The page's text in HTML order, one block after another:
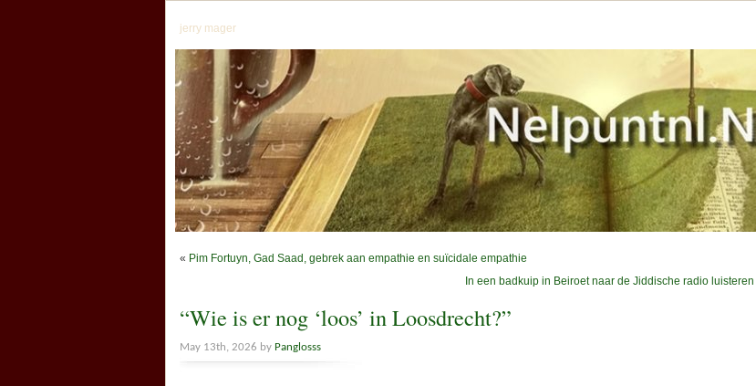
jerry mager
« Pim Fortuyn, Gad Saad, gebrek aan empathie en suïcidale empathie
In een badkuip in Beiroet naar de Jiddische radio luisteren
“Wie is er nog ‘loos’ in Loosdrecht?”
May 13th, 2026 by Panglosss